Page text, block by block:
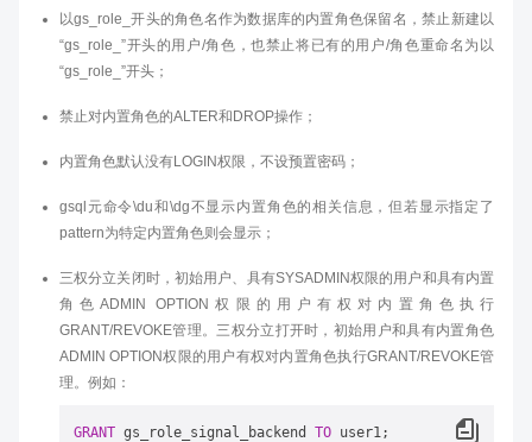
以gs_role_开头的角色名作为数据库的内置角色保留名，禁止新建以
“gs_role_”开头的用户/角色，也禁止将已有的用户/角色重命名为以
“gs_role_”开头；
禁止对内置角色的ALTER和DROP操作；
内置角色默认没有LOGIN权限，不设预置密码；
gsql元命令\du和\dg不显示内置角色的相关信息，但若显示指定了
pattern为特定内置角色则会显示；
三权分立关闭时，初始用户、具有SYSADMIN权限的用户和具有内置
角色ADMIN OPTION权限的用户有权对内置角色执行
GRANT/REVOKE管理。三权分立打开时，初始用户和具有内置角色
ADMIN OPTION权限的用户有权对内置角色执行GRANT/REVOKE管
理。例如：
GRANT gs_role_signal_backend TO